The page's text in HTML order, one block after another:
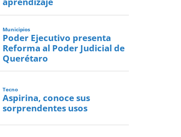
Municipios
Poder Ejecutivo presenta
Reforma al Poder Judicial de
Querétaro
Tecno
Aspirina, conoce sus
sorprendentes usos